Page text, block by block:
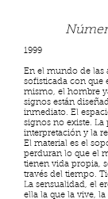
1999
En el mundo de las
sofisticada con que
mismo, el hombre
signos están
inmediato. El
signos no existe.
interpretación y la
El material es el
perduran lo que el
tienen vida propia,
través del tiempo.
La sensualidad, el
ella la que la vive,